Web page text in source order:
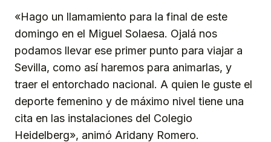
«Hago un llamamiento para la final de este
domingo en el Miguel Solaesa. Ojalá nos
podamos llevar ese primer punto para viajar a
Sevilla, como así haremos para animarlas, y
traer el entorchado nacional. A quien le guste el
deporte femenino y de máximo nivel tiene una
cita en las instalaciones del Colegio
Heidelberg», animó Aridany Romero.